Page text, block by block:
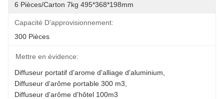
6 Pièces/carton 7kg 495*368*198mm
Capacité D'approvisionnement:
300 Pièces
Mettre en évidence:
Diffuseur portatif d'arome d'alliage d'aluminium
Diffuseur d'arôme portable 300 m3
Diffuseur d'arôme d'hôtel 100m3